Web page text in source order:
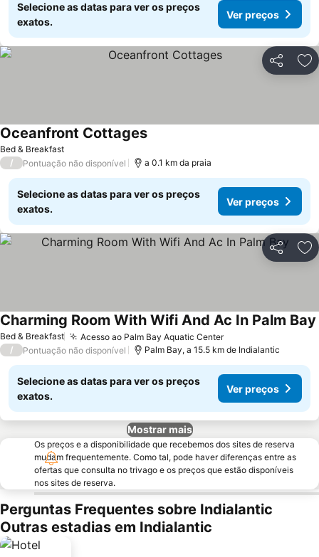
Selecione as datas para ver os preços
exatos.
Ver preços
Partilhar
Bed & Breakfast
Oceanfront CottagesVer preços
/ Pontuação não disponível a 0.1 km da praia
Selecione as datas para ver os preços
exatos.
Ver preços
Partilhar
Bed & Breakfast Acesso ao Palm Bay Aquatic CenterVer preços
Charming Room With Wifi And Ac In Palm Bay
/ Pontuação não disponível Palm Bay, a 15.5 km de Indialantic
Selecione as datas para ver os preços
exatos.
Ver preços
Mostrar mais
Os preços e a disponibilidade que recebemos dos sites de reserva
mudam frequentemente. Como tal, pode haver diferenças entre as
ofertas que consulta no trivago e os preços que estão disponíveis
nos sites de reserva.
Perguntas Frequentes sobre Indialantic
Outras estadias em Indialantic